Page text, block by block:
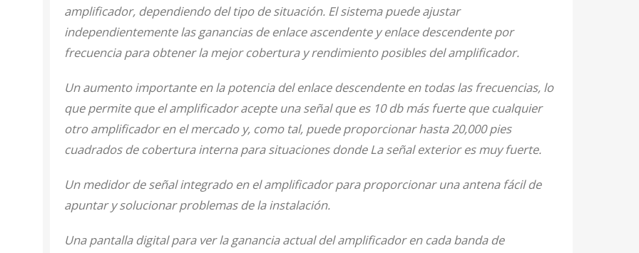
amplificador, dependiendo del tipo de situación. El sistema puede ajustar
independientemente las ganancias de enlace ascendente y enlace descendente por
frecuencia para obtener la mejor cobertura y rendimiento posibles del amplificador.
Un aumento importante en la potencia del enlace descendente en todas las frecuencias, lo
que permite que el amplificador acepte una señal que es 10 db más fuerte que cualquier
otro amplificador en el mercado y, como tal, puede proporcionar hasta 20,000 pies
cuadrados de cobertura interna para situaciones donde La señal exterior es muy fuerte.
Un medidor de señal integrado en el amplificador para proporcionar una antena fácil de
apuntar y solucionar problemas de la instalación.
Una pantalla digital para ver la ganancia actual del amplificador en cada banda de